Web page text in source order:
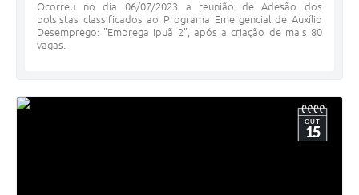
Ocorreu no dia 06/07/2023 a reunião de Adesão dos
bolsistas classificados ao Programa Emergencial de Auxílio
Desemprego: "Emprega Ipuã 2", após a criação de mais 80
vagas.
OUT
15